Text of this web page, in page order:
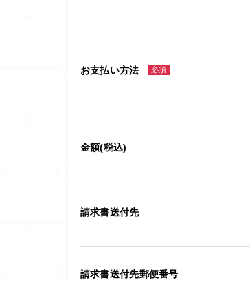
お支払い方法 必須
金額(税込)
請求書送付先
請求書送付先郵便番号